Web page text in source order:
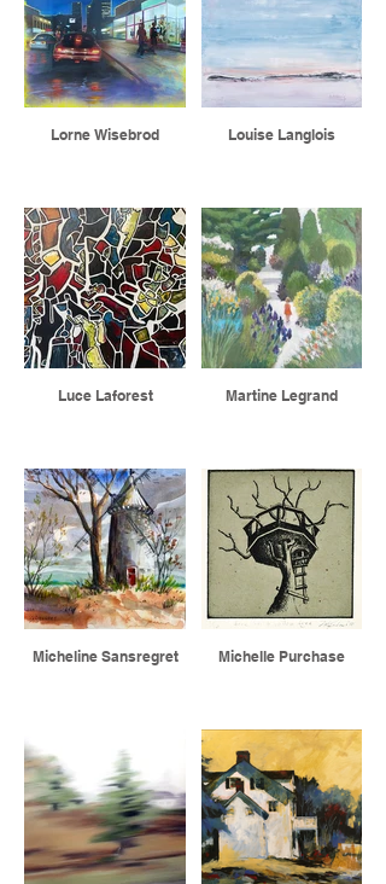
Lorne Wisebrod Louise Langlois
Luce Laforest Martine Legrand
Micheline Sansregret Michelle Purchase